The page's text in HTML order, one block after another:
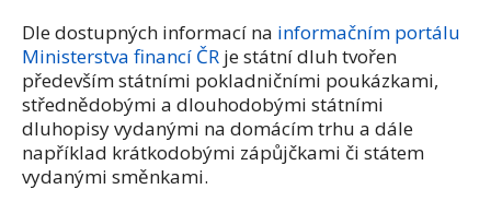
Dle dostupných informací na informačním portálu
Ministerstva financí ČR je státní dluh tvořen
především státními pokladničními poukázkami,
střednědobými a dlouhodobými státními
dluhopisy vydanými na domácím trhu a dále
například krátkodobými zápůjčkami či státem
vydanými směnkami.